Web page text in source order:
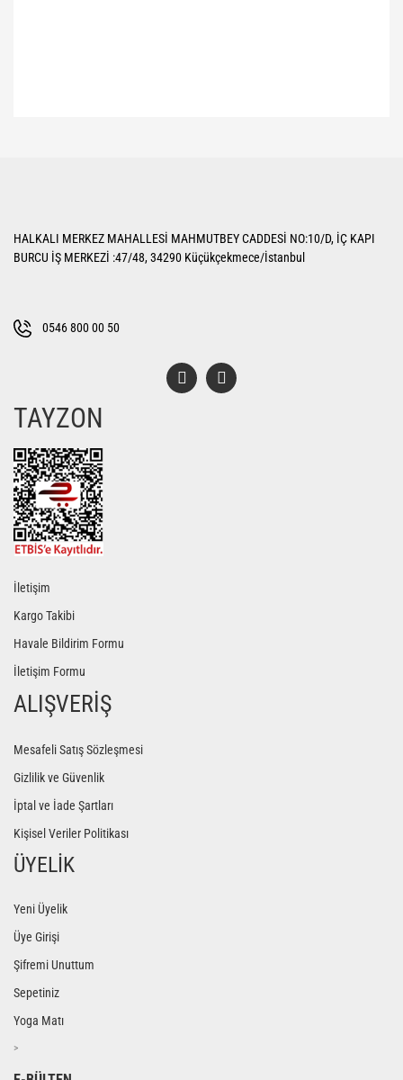
Ürün açıklamasında eksik bilgiler bulunuyor.
Bu ürüne benzer farklı alternatifler olmalı.
HALKALI MERKEZ MAHALLESİ MAHMUTBEY CADDESİ NO:10/D, İÇ KAPI
BURCU İŞ MERKEZİ :47/48, 34290 Küçükçekmece/İstanbul
0546 800 00 50
TAYZON
İletişim
Kargo Takibi
Havale Bildirim Formu
İletişim Formu
ALIŞVERİŞ
Mesafeli Satış Sözleşmesi
Gizlilik ve Güvenlik
İptal ve İade Şartları
Kişisel Veriler Politikası
ÜYELİK
Yeni Üyelik
Üye Girişi
Şifremi Unuttum
Sepetiniz
Yoga Matı
>